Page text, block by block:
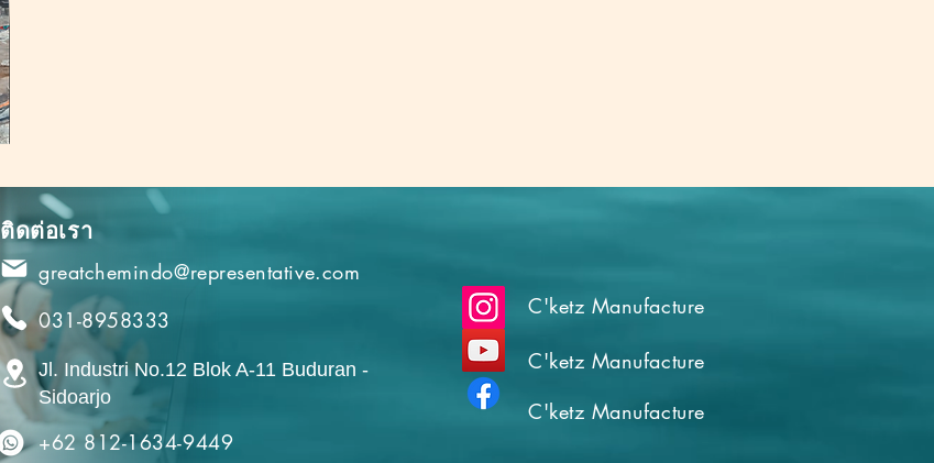
ติดต่อเรา
greatchemindo@representative.com
031-8958333
Jl. Industri No.12 Blok A-11 Buduran -
Sidoarjo
C'ketz Manufacture
C'ketz Manufacture
C'ketz Manufacture
+62 812-1634-9449